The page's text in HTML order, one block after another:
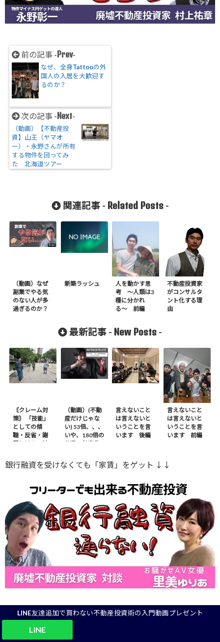
LINE友達追加で買わない不動産投資術の入門動画プレゼント
LINE
前の記事 -Prev-
なぜ、全身Tattooの外
国人の入居を大歓迎す
るのか？
次の記事 -Next-
（動画）【不動産投
資】山王（ヤマオ
ー）・永野さんが所有
する物件を回ってみ
た 北海道ツアー
関連記事 - Related Posts-
（動画）なぜ
副業でやる気
のない人が多
過ぎるのか？
新築ラッシュ
人を動かす思
考 〜人類は3
種に分かれ
る〜 前編
不動産投資家
がコンサルタ
ント化する理
由
最新記事 - New Posts -
〘クレーム対
策〙 「技能」
としての傾
聴・反省・謝
罪とは？ – 前
（動画）(不動
産だけじゃな
い) 53倍、、、
いや、180倍の
仕事の効率化
言えないこと
は言えないと
いうことを言
います 後編
言えないこと
は言えないと
いうことを言
います 前編
銀行融資を受けなくても「家賃」をゲット ↓↓
-Comments-
メールアドレスが公開されることはありません。